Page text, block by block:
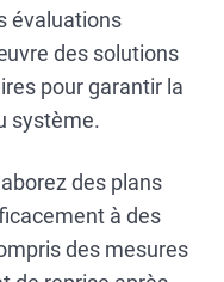
évaluations
des solutions
pour garantir la
système.
des plans
à des
des mesures